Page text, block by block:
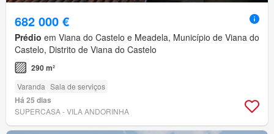
682 000 €
Prédio em Viana do Castelo e Meadela, Município de Viana do
Castelo, Distrito de Viana do Castelo
290 m²
Varanda Sala de serviços
Há 25 dias
SUPERCASA - VILA ANDORINHA